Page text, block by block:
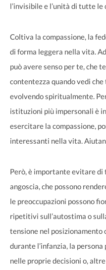
l’invisibile e l’unità di tutte le
Coltiva la compassione, la
di forma leggera nella vita.
può avere senso per te, che
contentezza quando vedi
evolvendo spiritualmente.
istituzioni più impersonali è
esercitare la compassione,
interessanti nella vita.
Però, è importante evitare
angoscia, che possono
le preoccupazioni possono
ripetitivi sull’autostima o
tensione nel posizionamento
durante l’infanzia, la
nelle proprie decisioni o,